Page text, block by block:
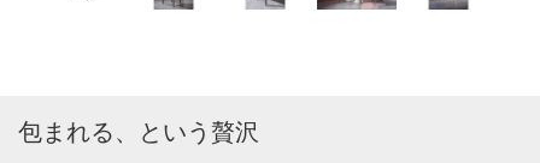
包まれる、という贅沢